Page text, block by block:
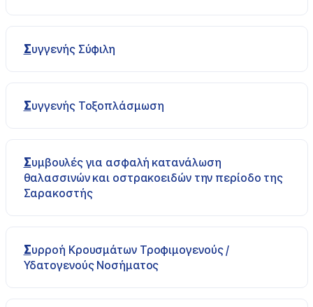
Συγγενής Σύφιλη
Συγγενής Τοξοπλάσμωση
Συμβουλές για ασφαλή κατανάλωση
θαλασσινών και οστρακοειδών την περίοδο της
Σαρακοστής
Συρροή Κρουσμάτων Τροφιμογενούς /
Υδατογενούς Νοσήματος